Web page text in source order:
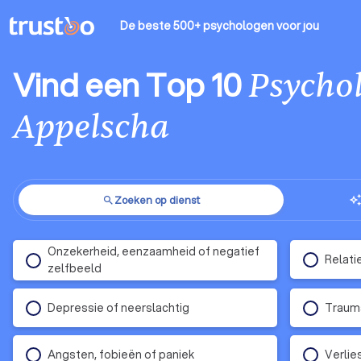
De beste 500+ psychologenvoor jou
Vind een Top 10
Appelscha
search Zoeken op dienst
Onzekerheid, eenzaamheid of negatief
zelfbeeld
Depressie of neerslachtig
Angsten, fobieën of paniek